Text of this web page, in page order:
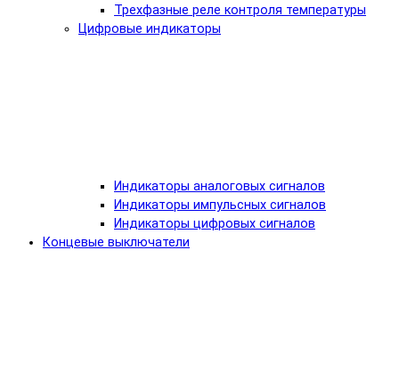
Трехфазные реле контроля температуры
Цифровые индикаторы
Индикаторы аналоговых сигналов
Индикаторы импульсных сигналов
Индикаторы цифровых сигналов
Концевые выключатели